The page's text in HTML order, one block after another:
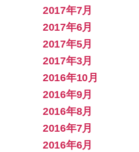
2017年7月
2017年6月
2017年5月
2017年3月
2016年10月
2016年9月
2016年8月
2016年7月
2016年6月